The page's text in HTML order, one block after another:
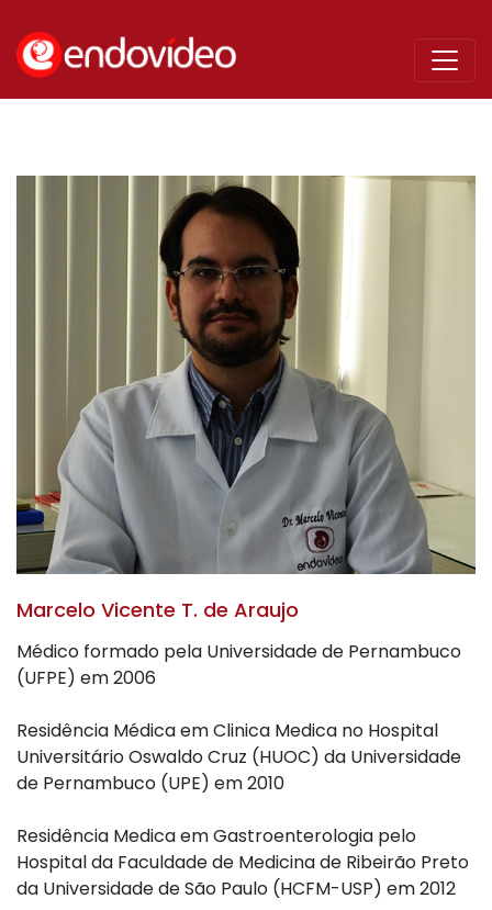
Marcelo Vicente T. de Araujo
Médico formado pela Universidade de Pernambuco
(UFPE) em 2006
Residência Médica em Clinica Medica no Hospital
Universitário Oswaldo Cruz (HUOC) da Universidade
de Pernambuco (UPE) em 2010
Residência Medica em Gastroenterologia pelo
Hospital da Faculdade de Medicina de Ribeirão Preto
da Universidade de São Paulo (HCFM-USP) em 2012